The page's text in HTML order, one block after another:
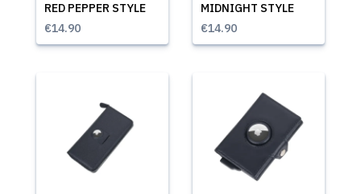
RED PEPPER STYLE
€14.90
MIDNIGHT STYLE
€14.90